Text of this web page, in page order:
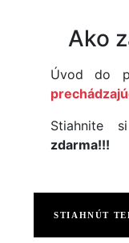
Ako
Úvod do
Stiahnite
zdarma!!!
STIAHNÚT